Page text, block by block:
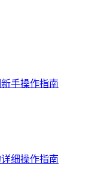
手操作指南
细操作指南